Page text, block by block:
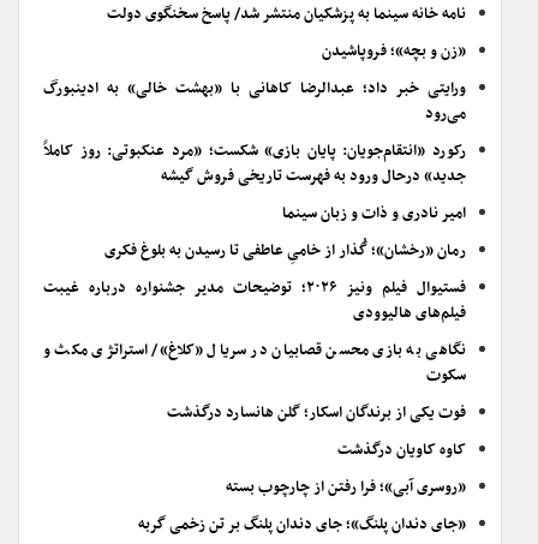
نامه خانه سینما به پزشکیان منتشر شد/ پاسخ سخنگوی دولت
«زن و بچه»؛ فروپاشیدن
ورایتی خبر داد؛ عبدالرضا کاهانی با «بهشت خالی» به ادینبورگ
می‌رود
رکورد «انتقام‌جویان: پایان بازی» شکست؛ «مرد عنکبوتی: روز کاملاً
جدید» درحال ورود به فهرست تاریخی فروش گیشه
امیر نادری و ذات و زبان سینما
رمان «رخشان»؛ گُذار از خامیِ عاطفی تا رسیدن به بلوغ فکری
فستیوال فیلم ونیز ۲۰۲۶؛ توضیحات مدیر جشنواره درباره غیبت
فیلم‌های هالیوودی
نگاهی به بازی محسن قصابیان در سریال «کلاغ»/ استراتژی مکث و
سکوت
فوت یکی از برندگان اسکار؛ گلن هانسارد درگذشت
کاوه کاویان درگذشت
«روسری آبی»؛ فرا رفتن از چارچوب بسته
«جای دندان پلنگ»؛ جای دندان پلنگ بر تن زخمی گربه